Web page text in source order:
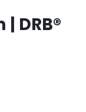
DRB®